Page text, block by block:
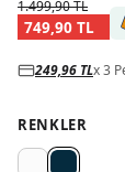
1.499,90 TL
749,90 TL
249,96 TLx 3
RENKLER